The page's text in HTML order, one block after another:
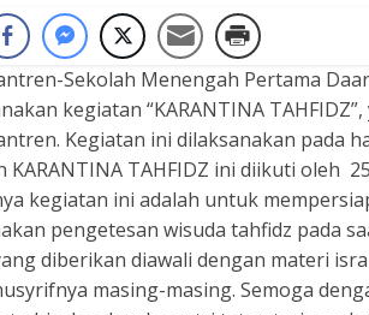
Sekolah Menengah Pertama
kegiatan “KARANTINA
Kegiatan ini dilaksanakan pada
KARANTINA TAHFIDZ ini diikuti oleh
kegiatan ini adalah untuk
pengetesan wisuda tahfidz pada
diberikan diawali dengan materi
masing-masing. Semoga